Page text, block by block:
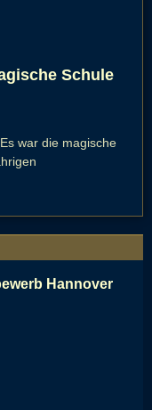
Schule
war die magische
Hannover